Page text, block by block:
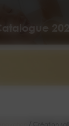
Catalogue 2025
Création